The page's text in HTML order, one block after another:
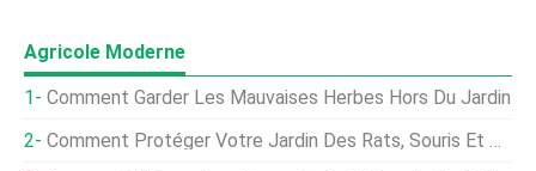
Agricole Moderne
Comment Garder Les Mauvaises Herbes Hors Du Jardin
Comment Protéger Votre Jardin Des Rats, Souris Et Rongeurs